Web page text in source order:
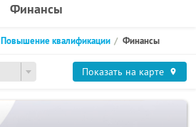
Финансы
Повышение квалификации Финансы
Показать на карте